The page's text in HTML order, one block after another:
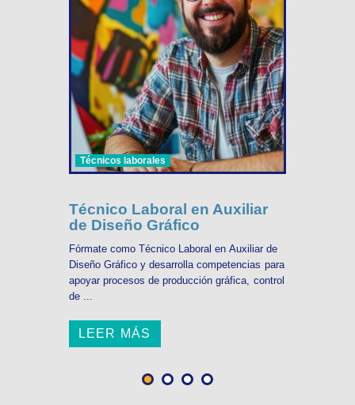
Técnicos laborales
Técnico Laboral en Auxiliar
de Diseño Gráfico
Fórmate como Técnico Laboral en Auxiliar de
Diseño Gráfico y desarrolla competencias para
apoyar procesos de producción gráfica, control
de ...
LEER MÁS